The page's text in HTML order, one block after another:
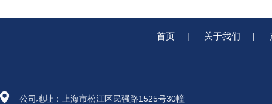
首页 | 关于我们 |
公司地址：上海市松江区民强路1525号30幢